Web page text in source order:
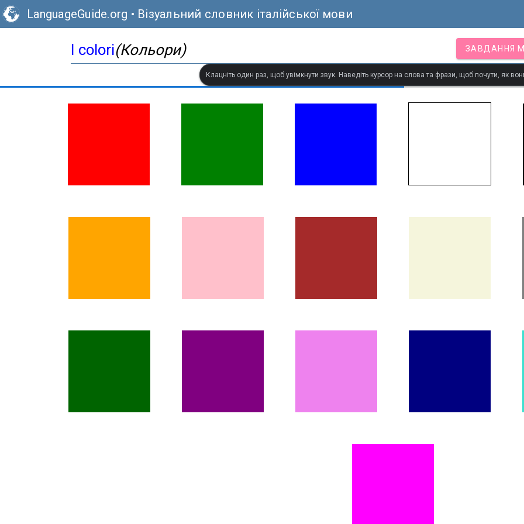
LanguageGuide.org • Візуальний словник італійської мови
I colori(Кольори) ЗАВДАННЯ
Клацніть один раз, щоб увімкнути звук. Наведіть курсор на слова та фрази, щоб почути, як